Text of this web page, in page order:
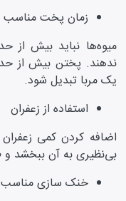
زمان پخت مناسب
میوه‌ها نباید بیش از
ندهند. پختن بیش از
یک مربا تبدیل شود.
استفاده از زعفران
اضافه کردن کمی
بی‌نظیری به آن ببخشد و
خنک سازی مناسب